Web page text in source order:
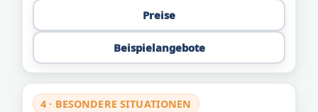
Preise
Beispielangebote
4 · BESONDERE SITUATIONEN